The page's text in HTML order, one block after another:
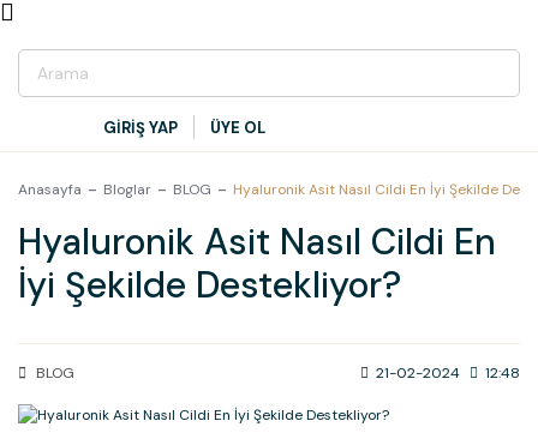
GİRİŞ YAP ÜYE OL
Anasayfa Bloglar BLOG Hyaluronik Asit Nasıl Cildi En İyi Şekilde
Hyaluronik Asit Nasıl Cildi En
İyi Şekilde Destekliyor?
BLOG 21-02-2024 12:48